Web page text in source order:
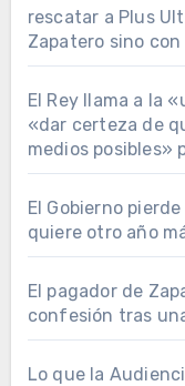
rescatar a Plus
Zapatero sino
El Rey llama a la
«dar certeza de
medios posibles»
El Gobierno
quiere otro año
El pagador de
confesión tras
Lo que la